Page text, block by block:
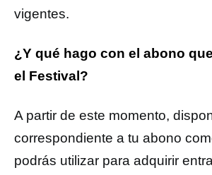
vigentes.
¿Y qué hago con el abono
el Festival?
A partir de este momento,
correspondiente a tu abono
podrás utilizar para adquirir